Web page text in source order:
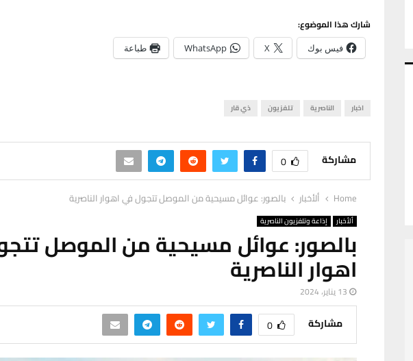
شارك هذا الموضوع:
فيس بوك X
WhatsApp طباعة
اخبار الناصرية تلفزيون ذي قار
مشاركة 0
Home ألأخبار بالصور: عوائل مسيحية من الموصل تتجول في اهوار الناصرية
ألأخبار إذاعة وتلفزيون الناصرية
بالصور: عوائل مسيحية من الموصل
اهوار الناصرية
13 يناير، 2024
مشاركة 0